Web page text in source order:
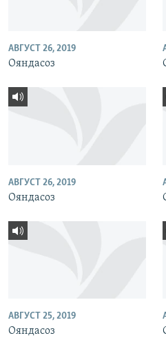
АВГУСТ 26, 2019
Ояндасоз
АВГУСТ 26, 2019
Ояндасоз
АВГУСТ 25, 2019
Ояндасоз